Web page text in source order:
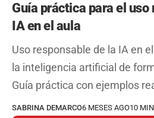
Guía práctica para el uso
IA en el aula
Uso responsable de la IA en
la inteligencia artificial de
Guía práctica con ejemplos
SABRINA DEMARCO6 MESES AGO10